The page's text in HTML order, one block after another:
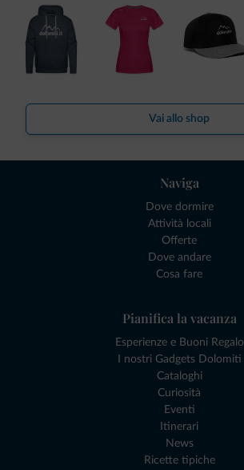
Vai allo shop
Naviga
Dove dormire
Attività locali
Offerte
Dove andare
Cosa fare
Pianifica la vacanza
Esperienze e Buoni Regalo
I nostri Gadgets Dolomiti
Cataloghi
Curiosità
Eventi
Itinerari
News
Ricette tipiche